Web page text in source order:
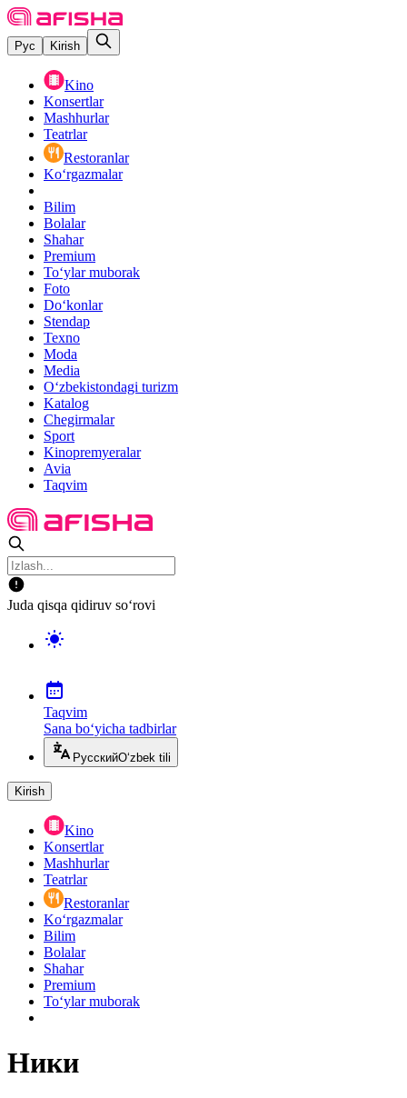
Рус Kirish
Kino
Konsertlar
Mashhurlar
Teatrlar
Restoranlar
Ko‘rgazmalar
Bilim
Bolalar
Shahar
Premium
Toʻylar muborak
Foto
Do‘konlar
Stendap
Texno
Moda
Media
O‘zbekistondagi turizm
Katalog
Chegirmalar
Sport
Kinopremyeralar
Avia
Taqvim
Juda qisqa qidiruv so‘rovi
Taqvim
Sana bo‘yicha tadbirlar
РусскийO‘zbek tili
Kirish
Kino
Konsertlar
Mashhurlar
Teatrlar
Restoranlar
Ko‘rgazmalar
Bilim
Bolalar
Shahar
Premium
Toʻylar muborak
Ники